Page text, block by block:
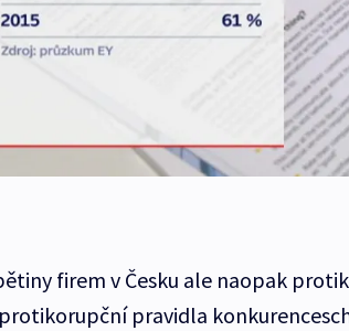
firem v Česku ale naopak
pravidla